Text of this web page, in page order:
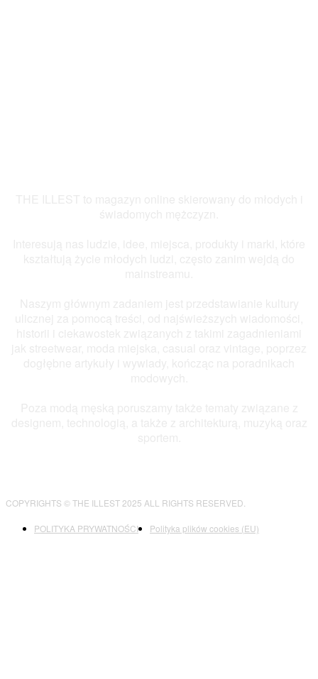
COPYRIGHTS © THE ILLEST 2025 ALL RIGHTS RESERVED.
POLITYKA PRYWATNOŚCI Polityka plików cookies (EU)